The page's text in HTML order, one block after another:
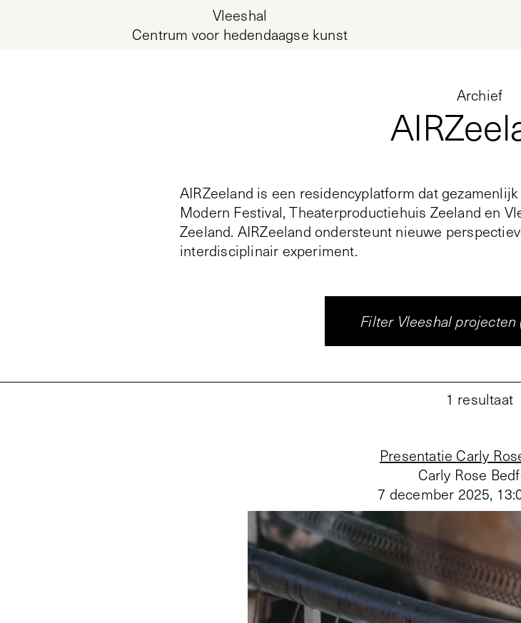
Vleeshal
Centrum voor hedendaagse kunst
Archief
AIRZeeland is een residencyplatform dat
Modern Festival, Theaterproductiehuis Zeeland en
Zeeland. AIRZeeland ondersteunt nieuwe
interdisciplinair experiment.
Filter Vleeshal projecten
1 resultaat
Presentatie Carly
Carly Rose
7 december 2025,